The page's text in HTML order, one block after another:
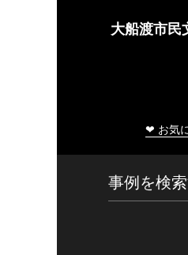
大船渡市民
❤ お気
事例を検